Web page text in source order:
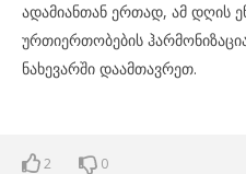
ადამიანთან ერთად, ამ დღის
ურთიერთობების
ნახევარში დაამთავრეთ.
2 0